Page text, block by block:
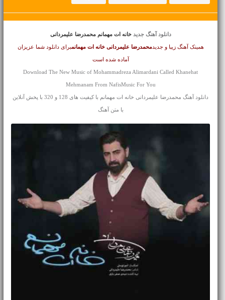
دانلود آهنگ جدید خانه ات مهمانم محمدرضا علیمردانی
همینک آهنگ زیبا و جدیدمحمدرضا علیمردانی خانه ات مهمانمبرای دانلود شما عزیزان
آماده شده است
Download The New Music of Mohammadreza Alimardani Called Khanehat
Mehmanam From NafisMusic For You
دانلود آهنگ محمدرضا علیمردانی خانه ات مهمانم با کیفیت های 128 و 320 با پخش آنلاین
با متن آهنگ